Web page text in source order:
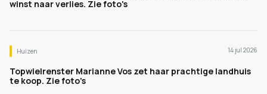
winst naar verlies. Zie foto's
Huizen 14 jul 2026
Topwielrenster Marianne Vos zet haar prachtige landhuis
te koop. Zie foto's